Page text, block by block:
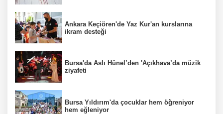
Ankara Keçiören'de Yaz Kur'an kurslarına
ikram desteği
Bursa'da Aslı Hünel’den 'Açıkhava’da müzik
ziyafeti
Bursa Yıldırım'da çocuklar hem öğreniyor
hem eğleniyor